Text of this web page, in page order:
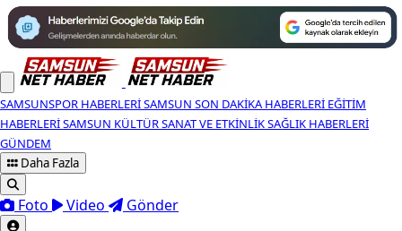
SAMSUNSPOR HABERLERISAMSUN SON DAKIKA HABERLERI EĞITIM
HABERLERISAMSUN KÜLTÜR SANAT VE ETKINLIKSAĞLIK HABERLERI
GÜNDEM
Daha Fazla
Foto Video Gönder